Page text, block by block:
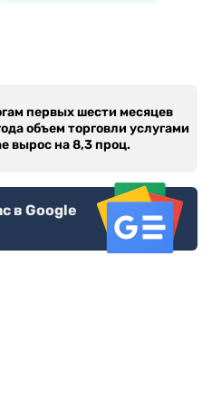
первых шести месяцев
объем торговли услугами
вырос на 8,3 проц.
в Google